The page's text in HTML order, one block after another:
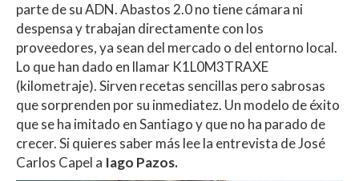
parte de su ADN. Abastos 2.0 no tiene cámara ni
despensa y trabajan directamente con los
proveedores, ya sean del mercado o del entorno local.
Lo que han dado en llamar K1L0M3TRAXE
(kilometraje). Sirven recetas sencillas pero sabrosas
que sorprenden por su inmediatez. Un modelo de éxito
que se ha imitado en Santiago y que no ha parado de
crecer. Si quieres saber más lee la entrevista de José
Carlos Capel a Iago Pazos.